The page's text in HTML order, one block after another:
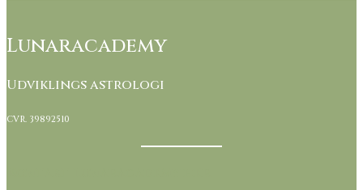
Lunaracademy
Udviklings astrologi
CVR. 39892510